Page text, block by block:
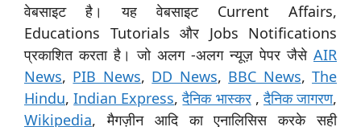
वेबसाइट है। यह वेबसाइट Current Affairs,
Educations Tutorials और Jobs Notifications
प्रकाशित करता है। जो अलग -अलग न्यूज़ पेपर जैसे AIR
News, PIB News, DD News, BBC News,The
Hindu,Indian Express,दैनिक भास्कर,दैनिक जागरण,
Wikipedia, मैगज़ीन आदि का एनालिसिस करके सही